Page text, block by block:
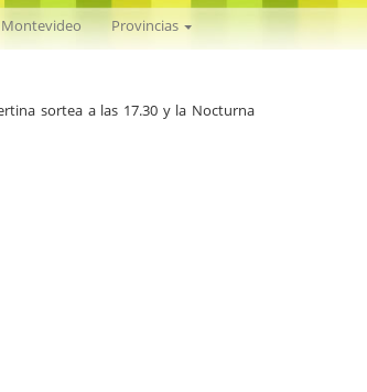
Aires Montevideo Provincias
sortea a las 17.30 y la Nocturna